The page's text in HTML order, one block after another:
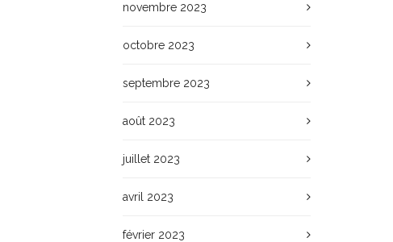
novembre 2023
octobre 2023
septembre 2023
août 2023
juillet 2023
avril 2023
février 2023